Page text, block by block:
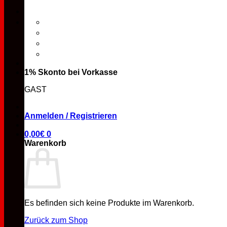
1% Skonto bei Vorkasse
GAST
Anmelden / Registrieren
0,00€ 0
Warenkorb
Es befinden sich keine Produkte im Warenkorb.
Zurück zum Shop